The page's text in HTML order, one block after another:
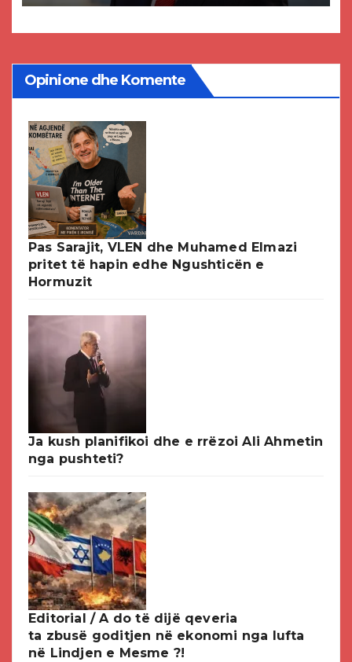
DPMNE-së
Opinione dhe Komente
Pas Sarajit, VLEN dhe Muhamed Elmazi
pritet të hapin edhe Ngushticën e
Hormuzit
Ja kush planifikoi dhe e rrëzoi Ali Ahmetin
nga pushteti?
Editorial / A do të dijë qeveria
ta zbusë goditjen në ekonomi nga lufta
në Lindjen e Mesme ?!